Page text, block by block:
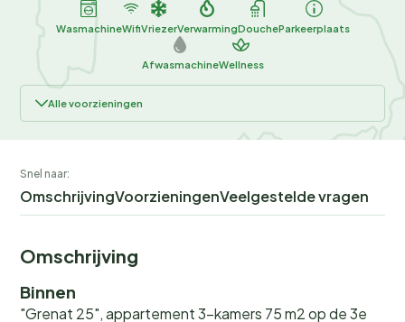
WasmachineWifiVriezerVerwarmingDoucheParkeerplaats
AfwasmachineWellness
Alle voorzieningen
Snel naar:
OmschrijvingVoorzieningenVeelgestelde vragen
Omschrijving
Binnen
"Grenat 25", appartement 3-kamers 75 m2 op de 3e